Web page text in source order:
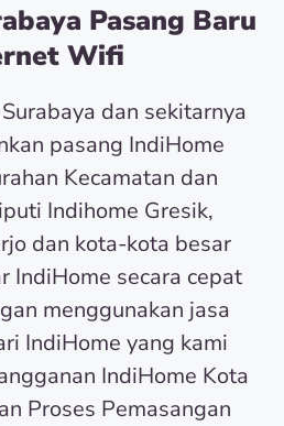
Pasang Baru
Wifi
dan sekitarnya
pasang IndiHome
Kecamatan dan
Indihome Gresik,
dan kota-kota besar
IndiHome secara cepat
menggunakan jasa
IndiHome yang kami
IndiHome Kota
Proses Pemasangan